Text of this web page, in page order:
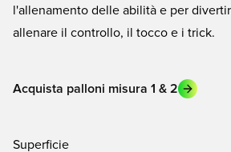
l'allenamento delle abilità e per
allenare il controllo, il tocco e i trick.
Acquista palloni misura 1 & 2
Superficie